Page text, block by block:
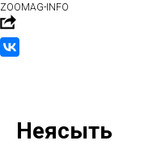
ZOOMAG-INFO
Неясыть